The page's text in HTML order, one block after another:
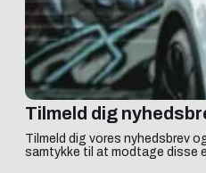
Tilmeld dig
Tilmeld dig vores nyhedsbrev
samtykke til at modtage disse